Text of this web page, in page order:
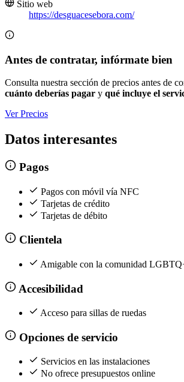
Sitio web
https://desguacesebora.com/
Antes de contratar, infórmate bien
Consulta nuestra sección de precios antes de
cuánto deberías pagar y qué incluye el
Ver Precios
Datos interesantes
Pagos
Pagos con móvil vía NFC
Tarjetas de crédito
Tarjetas de débito
Clientela
Amigable con la comunidad
Accesibilidad
Acceso para sillas de ruedas
Opciones de servicio
Servicios en las instalaciones
No ofrece presupuestos online